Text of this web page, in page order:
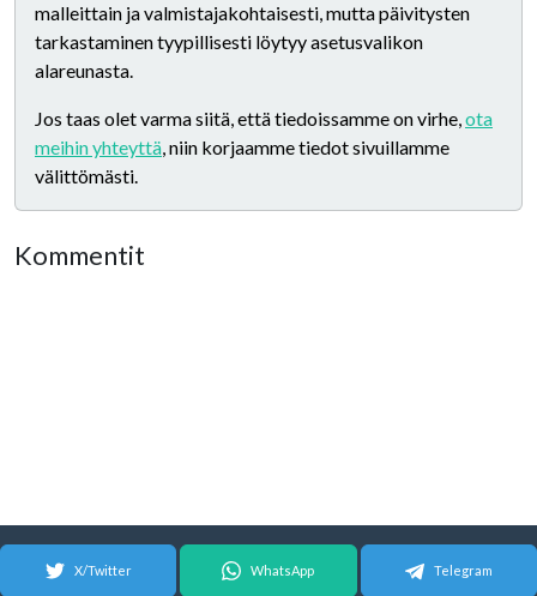
malleittain ja valmistajakohtaisesti, mutta päivitysten
tarkastaminen tyypillisesti löytyy asetusvalikon
alareunasta.
Jos taas olet varma siitä, että tiedoissamme on virhe,ota
meihin yhteyttä, niin korjaamme tiedot sivuillamme
välittömästi.
Kommentit
X/Twitter WhatsApp Telegram